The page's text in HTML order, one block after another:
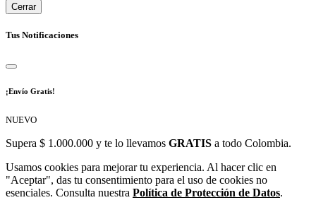
Cerrar
Tus Notificaciones
¡Envío Gratis!
NUEVO
Supera $ 1.000.000 y te lo llevamos GRATIS a todo Colombia.
Usamos cookies para mejorar tu experiencia. Al hacer clic en
"Aceptar", das tu consentimiento para el uso de cookies no
esenciales. Consulta nuestra Política de Protección de Datos.